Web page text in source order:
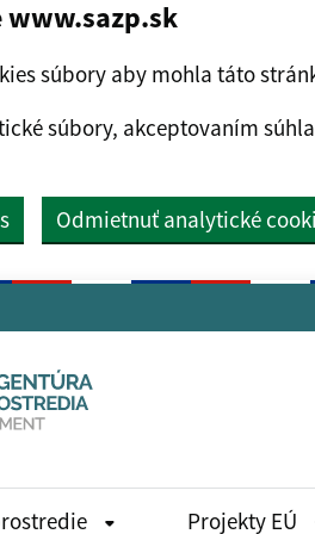
www.sazp.sk
súbory aby mohla táto
súbory, akceptovaním
Odmietnuť analytické
Projekty EÚ